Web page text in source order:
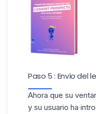
Paso 5 : Envío del
Ahora que su
y su usuario ha